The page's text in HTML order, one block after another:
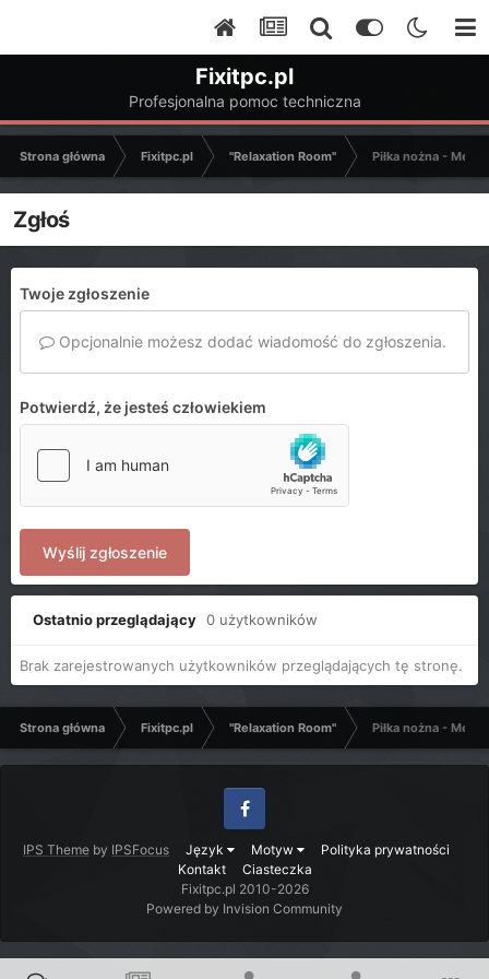
Fixitpc.pl
Profesjonalna pomoc techniczna
Strona główna Fixitpc.pl "Relaxation Room" Piłka nożna -
Zgłoś
Twoje zgłoszenie
Opcjonalnie możesz dodać wiadomość do zgłoszenia.
Potwierdź, że jesteś człowiekiem
Wyślij zgłoszenie
Ostatnio przeglądający 0 użytkowników
Brak zarejestrowanych użytkowników przeglądających tę stronę.
Strona główna Fixitpc.pl "Relaxation Room" Piłka nożna -
IPS Theme by IPSFocus Język Motyw
Polityka prywatności
Kontakt
Ciasteczka
Facebook
Fixitpc.pl 2010-2026
Powered by Invision Community